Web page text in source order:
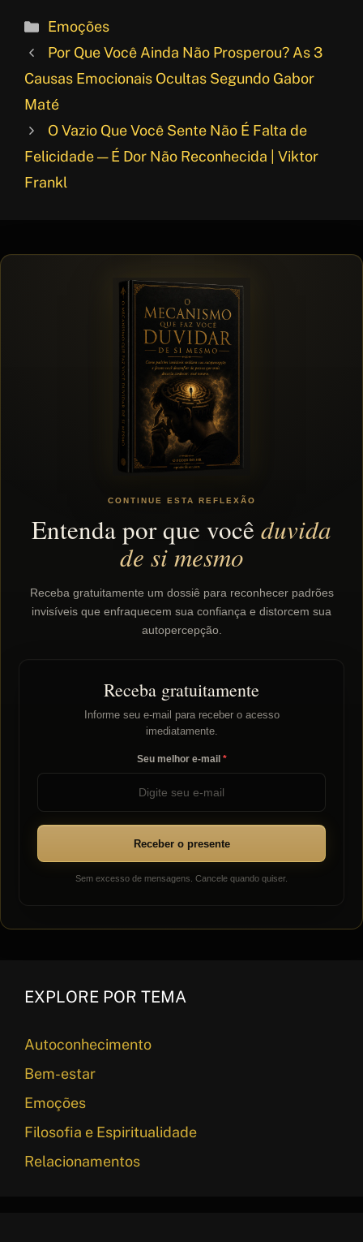
b
o
o
k
t
s
A
p
p
n
t
e
r
e
s
t
h
a
r
e
Categorias
Emoções
Por Que Você Ainda Não Prosperou? As 3
Causas Emocionais Ocultas Segundo Gabor
Maté
O Vazio Que Você Sente Não É Falta de
Felicidade — É Dor Não Reconhecida | Viktor
Frankl
CONTINUE ESTA REFLEXÃO
Entenda por que você duvida
de si mesmo
Receba gratuitamente um dossiê para reconhecer padrões
invisíveis que enfraquecem sua confiança e distorcem sua
autopercepção.
Receba gratuitamente
Informe seu e-mail para receber o acesso
imediatamente.
Seu melhor e-mail
Receber o presente
Sem excesso de mensagens. Cancele quando quiser.
EXPLORE POR TEMA
Autoconhecimento
Bem-estar
Emoções
Filosofia e Espiritualidade
Relacionamentos